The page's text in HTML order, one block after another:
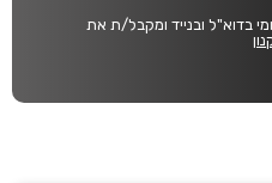
בדוא"ל ובנייד ומקבל/ת את